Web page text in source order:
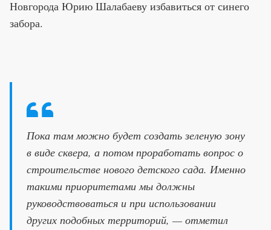
Новгорода Юрию Шалабаеву избавиться от синего
забора.
Пока там можно будет создать зеленую зону
в виде сквера, а потом проработать вопрос о
строительстве нового детского сада. Именно
такими приоритетами мы должны
руководствоваться и при использовании
других подобных территорий, — отметил